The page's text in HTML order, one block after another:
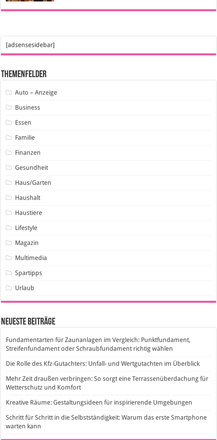
[adsensesidebar]
Themenfelder
Auto – Anzeige
Business
Essen
Familie
Finanzen
Gesundheit
Haus/Garten
Haushalt
Haustiere
Lifestyle
Magazin
Multimedia
Spartipps
Urlaub
Neueste Beiträge
Fundamentarten für Zaunanlagen im Vergleich: Punktfundament,
Streifenfundament oder Schraubfundament richtig wählen
Die Rolle des Kfz-Gutachters: Unfall- und Wertgutachten im Überblick
Mehr Zeit draußen verbringen: So sorgt eine Terrassenüberdachung für
Wetterschutz und Komfort
Kreative Räume: Gestaltungsideen für inspirierende Umgebungen
Schritt für Schritt in die Selbstständigkeit: Warum das erste Smartphone
warten kann